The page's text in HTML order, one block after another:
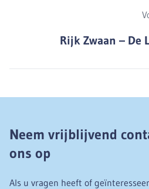
Rijk Zwaan – De
Neem vrijblijvend
ons op
Als u vragen heeft of